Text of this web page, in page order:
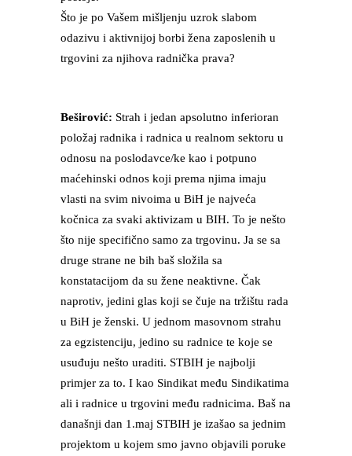
Što je po Vašem mišljenju uzrok slabom
odazivu i aktivnijoj borbi žena zaposlenih u
trgovini za njihova radnička prava?
Beširović: Strah i jedan apsolutno inferioran
položaj radnika i radnica u realnom sektoru u
odnosu na poslodavce/ke kao i potpuno
maćehinski odnos koji prema njima imaju
vlasti na svim nivoima u BiH je najveća
kočnica za svaki aktivizam u BIH. To je nešto
što nije specifično samo za trgovinu. Ja se sa
druge strane ne bih baš složila sa
konstatacijom da su žene neaktivne. Čak
naprotiv, jedini glas koji se čuje na tržištu rada
u BiH je ženski. U jednom masovnom strahu
za egzistenciju, jedino su radnice te koje se
usuđuju nešto uraditi. STBIH je najbolji
primjer za to. I kao Sindikat među Sindikatima
ali i radnice u trgovini među radnicima. Baš na
današnji dan 1.maj STBIH je izašao sa jednim
projektom u kojem smo javno objavili poruke